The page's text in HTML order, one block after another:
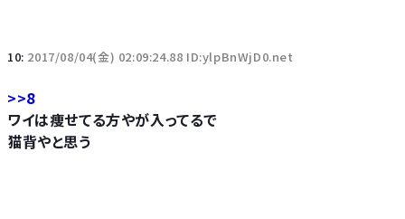
10: 2017/08/04(金) 02:09:24.88 ID:ylpBnWjD0.net
>>8
ワイは痩せてる方やが入ってるで
猫背やと思う